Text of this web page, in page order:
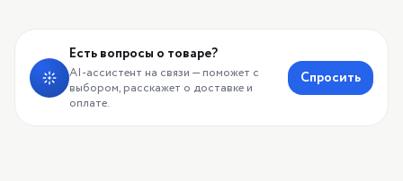
Есть вопросы о товаре?
AI-ассистент на связи — поможет с
выбором, расскажет о доставке и
оплате.
Спросить